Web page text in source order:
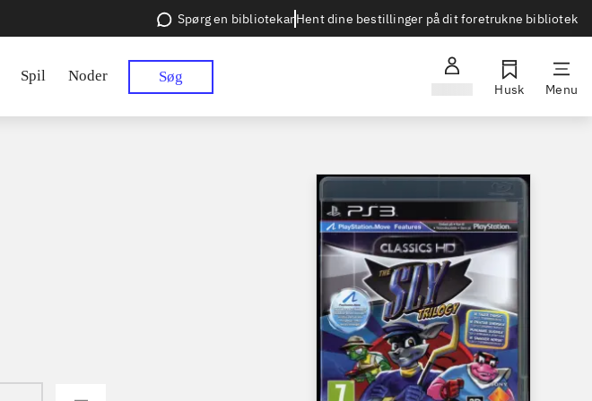
Spørg en bibliotekarHent dine bestillinger på dit foretrukne bibliotek
Spil Noder Søg
Husk Menu